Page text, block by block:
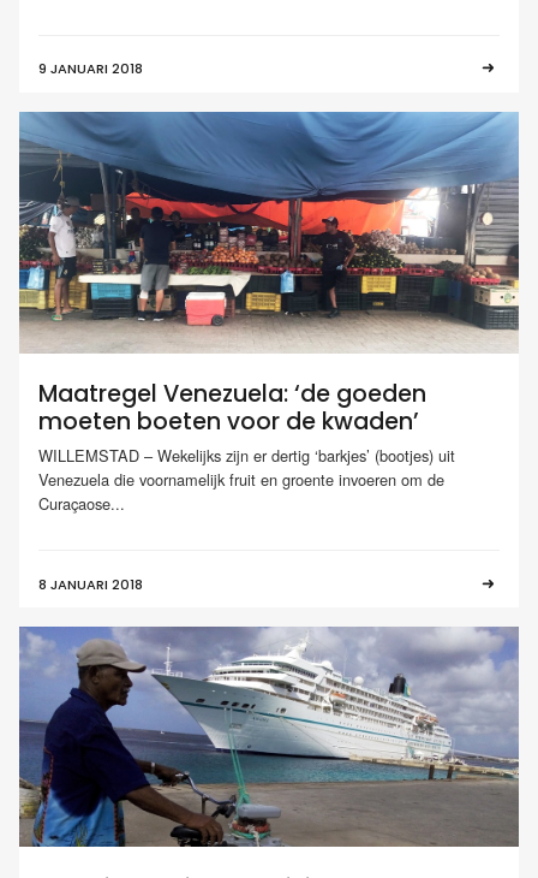
9 JANUARI 2018
Maatregel Venezuela: ‘de goeden
moeten boeten voor de kwaden’
WILLEMSTAD – Wekelijks zijn er dertig ‘barkjes’ (bootjes) uit
Venezuela die voornamelijk fruit en groente invoeren om de
Curaçaose...
8 JANUARI 2018